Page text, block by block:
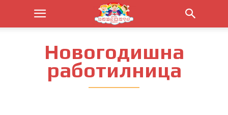
Новогодишна
работилница